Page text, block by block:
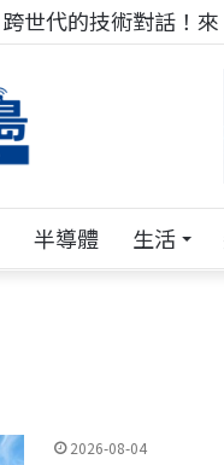
跨世代的技術對話！
半導體 生活
2026-08-04